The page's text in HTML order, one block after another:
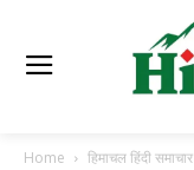
Home हिमाचल हिंदी समाचार